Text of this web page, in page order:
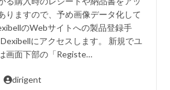
りますので、予め画像データ化して
のWebサイトへの製品登録手
にアクセスします。 新規でユ
画面下部の「Registe…
dirigent